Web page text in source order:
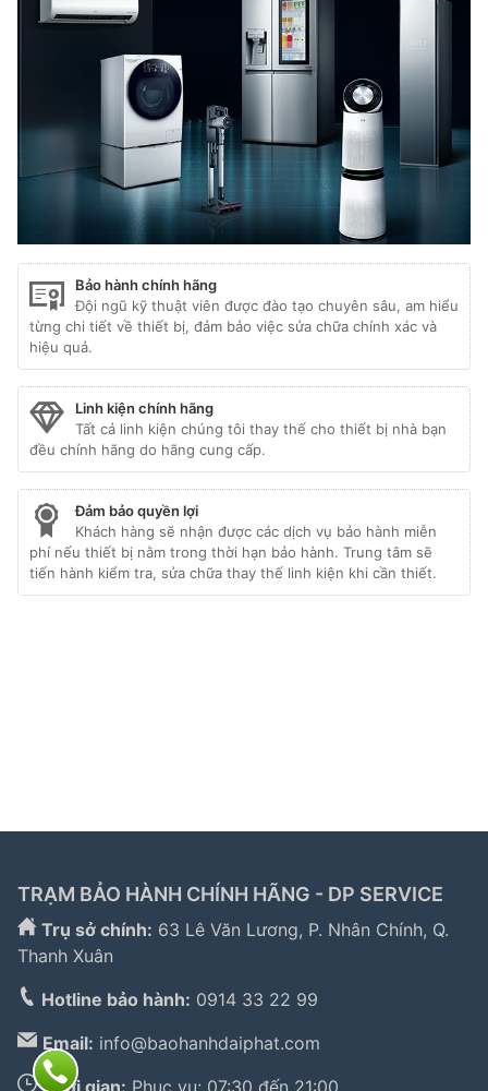
Bảo hành chính hãng
Đội ngũ kỹ thuật viên được đào tạo chuyên sâu, am hiểu
từng chi tiết về thiết bị, đảm bảo việc sửa chữa chính xác và
hiệu quả.
Linh kiện chính hãng
Tất cả linh kiện chúng tôi thay thế cho thiết bị nhà bạn
đều chính hãng do hãng cung cấp.
Đảm bảo quyền lợi
Khách hàng sẽ nhận được các dịch vụ bảo hành miễn
phí nếu thiết bị nằm trong thời hạn bảo hành. Trung tâm sẽ
tiến hành kiểm tra, sửa chữa thay thế linh kiện khi cần thiết.
TRẠM BẢO HÀNH CHÍNH HÃNG - DP SERVICE
Trụ sở chính: 63 Lê Văn Lương, P. Nhân Chính, Q.
Thanh Xuân
Hotline bảo hành: 0914 33 22 99
Email: info@baohanhdaiphat.com
Thời gian: Phục vụ: 07:30 đến 21:00